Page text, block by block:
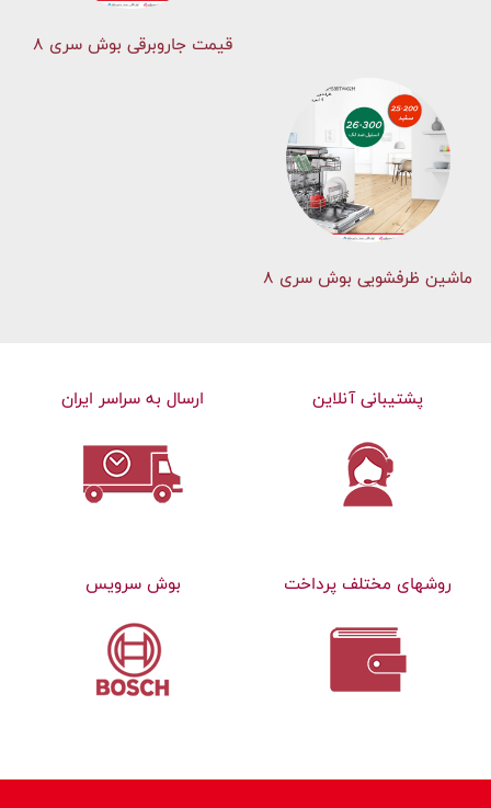
قیمت جاروبرقی بوش سری ۸
ماشین ظرفشویی بوش سری 8
پشتیبانی آنلاین ارسال به سراسر ایران
روشهای مختلف پرداخت بوش سرویس